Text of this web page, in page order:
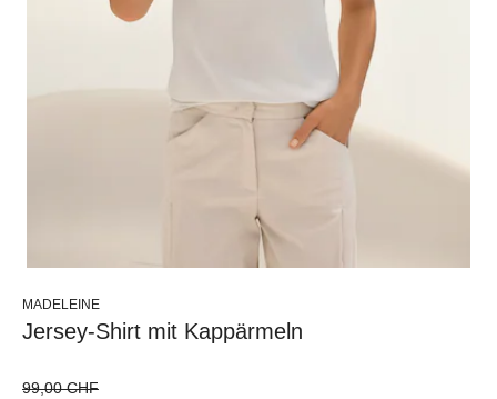
MADELEINE
Jersey-Shirt mit Kappärmeln
99,00 CHF